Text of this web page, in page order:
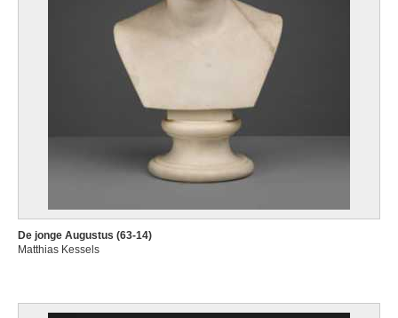
De jonge Augustus (63-14)
Matthias Kessels